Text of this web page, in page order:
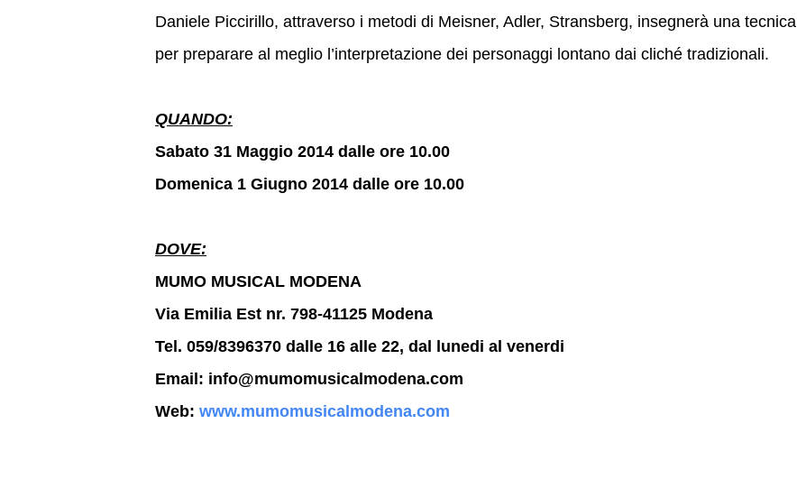
Daniele Piccirillo, attraverso i metodi di Meisner, Adler, Stransberg, insegnerà una tecnica
per preparare al meglio l’interpretazione dei personaggi lontano dai cliché tradizionali.
QUANDO:
Sabato 31 Maggio 2014 dalle ore 10.00
Domenica 1 Giugno 2014 dalle ore 10.00
DOVE:
MUMO MUSICAL MODENA
Via Emilia Est nr. 798-41125 Modena
Tel. 059/8396370 dalle 16 alle 22, dal lunedi al venerdi
Email: info@mumomusicalmodena.com
Web: www.mumomusicalmodena.com